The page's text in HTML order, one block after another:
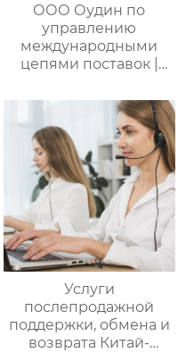
ООО Оудин по
управлению
международными
цепями поставок |
услуги для полного
посреднических
закупок Китай-Россия
Услуги
послепродажной
поддержки, обмена и
возврата Китай-